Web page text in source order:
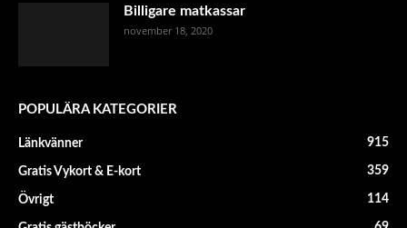
Billigare matkassar
november 18, 2020
POPULÄRA KATEGORIER
Länkvänner 915
Gratis Vykort & E-kort 359
Övrigt 114